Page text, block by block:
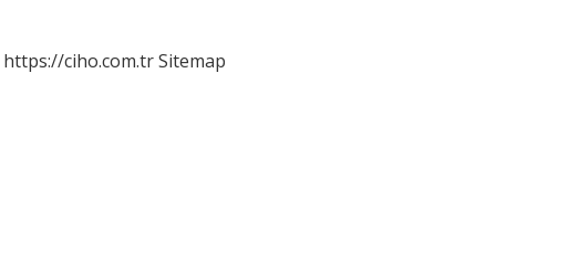
https://ciho.com.trSitemap